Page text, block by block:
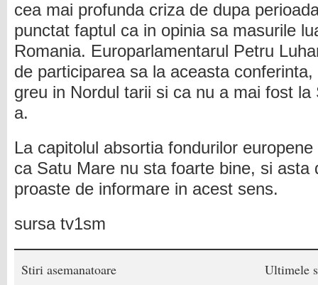
cea mai profunda criza de dupa
punctat faptul ca in opinia sa masurile
Romania. Europarlamentarul Petru
de participarea sa la aceasta
greu in Nordul tarii si ca nu a mai fost
a.
La capitolul absortia fondurilor
ca Satu Mare nu sta foarte bine, si asta
proaste de informare in acest sens.
sursa tv1sm
Stiri asemanatoare Ultimele